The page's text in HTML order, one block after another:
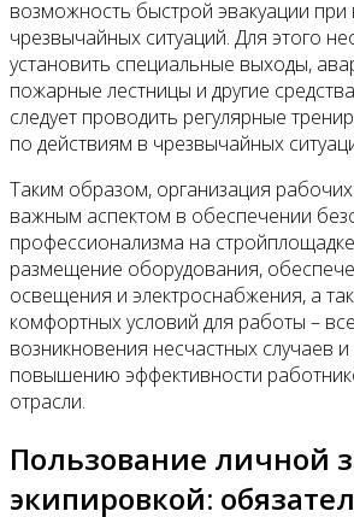
возможность быстрой эвакуации при
чрезвычайных ситуаций. Для этого
установить специальные выходы,
пожарные лестницы и другие
следует проводить регулярные
по действиям в чрезвычайных
Таким образом, организация
важным аспектом в обеспечении
профессионализма на
размещение оборудования,
освещения и электроснабжения, а
комфортных условий для работы –
возникновения несчастных случаев
повышению эффективности
отрасли.
Пользование личной
экипировкой: